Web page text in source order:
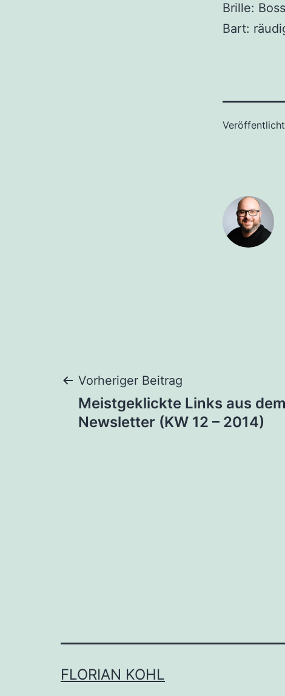
Brille: Boss
Bart:
Vorheriger Beitrag
Meistgeklickte Links aus
Newsletter (KW 12 – 2014)
FLORIAN KOHL